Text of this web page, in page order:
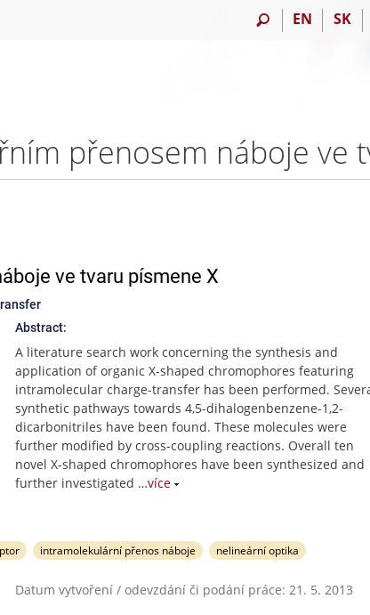
EN SK
ve tvaru písmene X
Abstract:
A literature search work concerning the synthesis and
application of organic X-shaped chromophores featuring
intramolecular charge-transfer has been performed.
synthetic pathways towards 4,5-dihalogenbenzene-1,2-
dicarbonitriles have been found. These molecules were
further modified by cross-coupling reactions. Overall ten
novel X-shaped chromophores have been synthesized and
further investigated …více
intramolekulární přenos náboje nelineární optika
Datum vytvoření / odevzdání či podání práce: 21. 5. 2013